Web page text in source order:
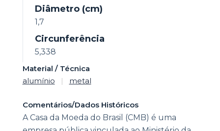
Diâmetro (cm)
1,7
Circunferência
5,338
Material / Técnica
alumínio
| metal
Comentários/Dados Históricos
A Casa da Moeda do Brasil (CMB) é uma